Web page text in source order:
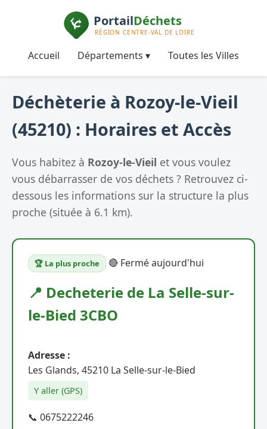
Accueil Départements ▾ Toutes les Villes
Déchèterie à Rozoy-le-Vieil
(45210) : Horaires et Accès
Vous habitez à Rozoy-le-Vieil et vous voulez
vous débarrasser de vos déchets ? Retrouvez ci-
dessous les informations sur la structure la plus
proche (située à 6.1 km).
🏆 La plus proche 🔴 Fermé aujourd'hui
📍 Decheterie de La Selle-sur-
le-Bied 3CBO
Adresse :
Les Glands, 45210 La Selle-sur-le-Bied
Y aller (GPS)
📞 0675222246